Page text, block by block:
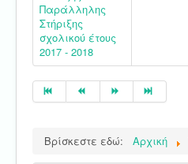
Παράλληλης
Στήριξης
σχολικού έτους
2017 - 2018
Βρίσκεστε εδώ: Αρχική